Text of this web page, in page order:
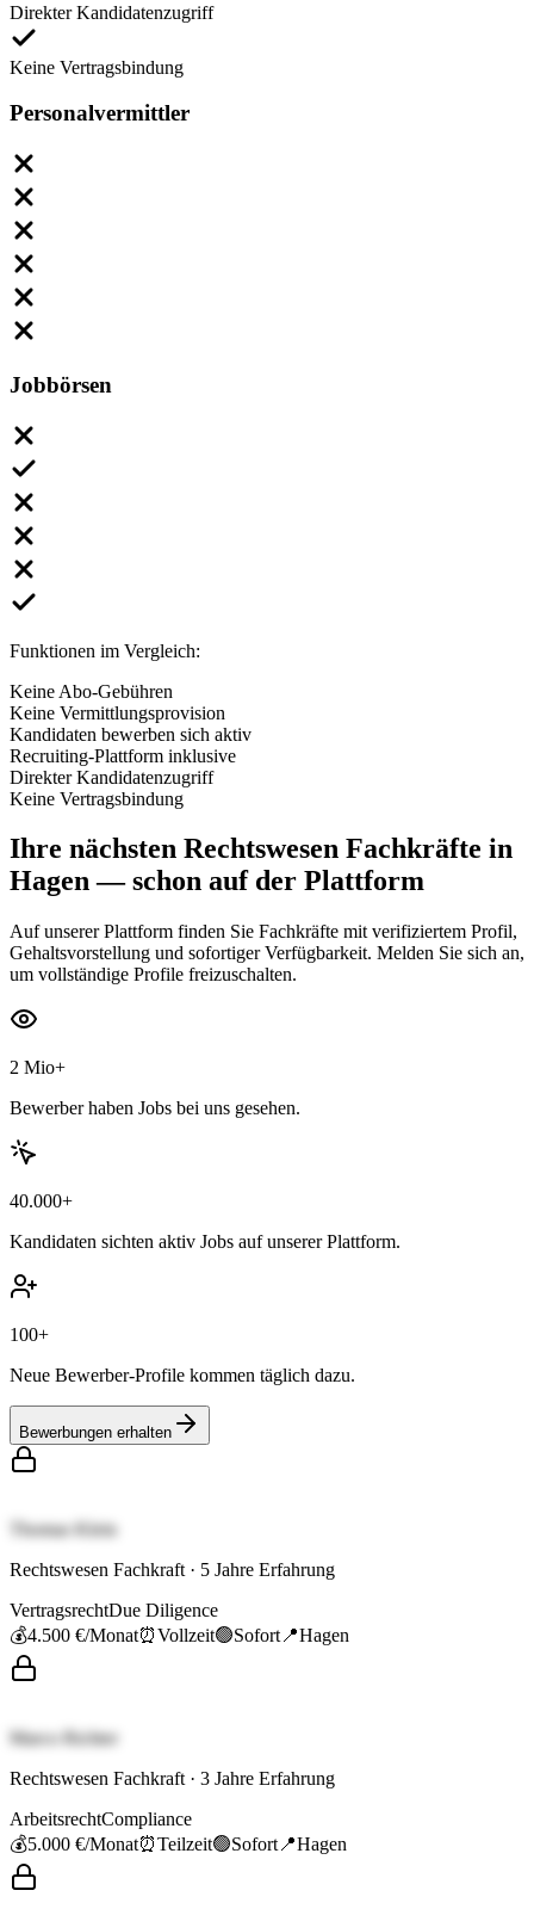
Direkter Kandidatenzugriff
Keine Vertragsbindung
Personalvermittler
Jobbörsen
Funktionen im Vergleich:
Keine Abo-Gebühren
Keine Vermittlungsprovision
Kandidaten bewerben sich aktiv
Recruiting-Plattform inklusive
Direkter Kandidatenzugriff
Keine Vertragsbindung
Ihre nächsten Rechtswesen Fachkräfte in
Hagen— schon auf der Plattform
Auf unserer Plattform finden Sie Fachkräfte mit verifiziertem Profil,
Gehaltsvorstellung und sofortiger Verfügbarkeit. Melden Sie sich an,
um vollständige Profile freizuschalten.
2 Mio+
Bewerber haben Jobs bei uns gesehen.
40.000+
Kandidaten sichten aktiv Jobs auf unserer Plattform.
100+
Neue Bewerber-Profile kommen täglich dazu.
Bewerbungen erhalten
Thomas Klein
Rechtswesen Fachkraft · 5 Jahre Erfahrung
VertragsrechtDue Diligence
💰4.500 €/Monat⏰Vollzeit🟢Sofort 📍Hagen
Marco Richter
Rechtswesen Fachkraft · 3 Jahre Erfahrung
ArbeitsrechtCompliance
💰5.000 €/Monat⏰Teilzeit🟢Sofort 📍Hagen